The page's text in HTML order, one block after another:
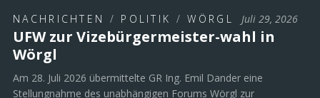
NACHRICHTEN / POLITIK /WÖRGL Juli 29, 2026
UFW zur Vizebürgermeister-wahl in
Wörgl
Am 28. Juli 2026 übermittelte GR Ing. Emil Dander eine
Stellungnahme des unabhängigen Forums Wörgl zur